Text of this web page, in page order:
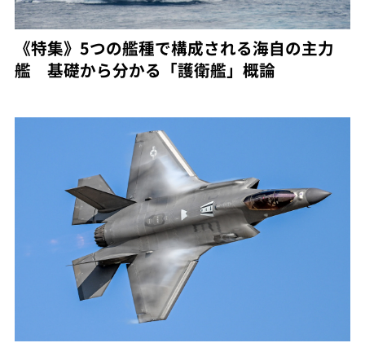
《特集》5つの艦種で構成される海自の主力
艦 基礎から分かる「護衛艦」概論